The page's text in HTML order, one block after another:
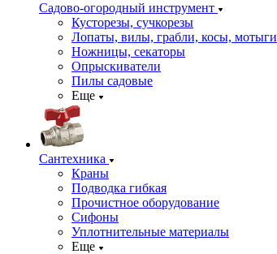
Садово-огородный инструмент
Кусторезы, сучкорезы
Лопаты, вилы, грабли, косы, мотыги
Ножницы, секаторы
Опрыскиватели
Пилы садовые
Еще
Сантехника
Краны
Подводка гибкая
Прочистное оборудование
Сифоны
Уплотнительные материалы
Еще